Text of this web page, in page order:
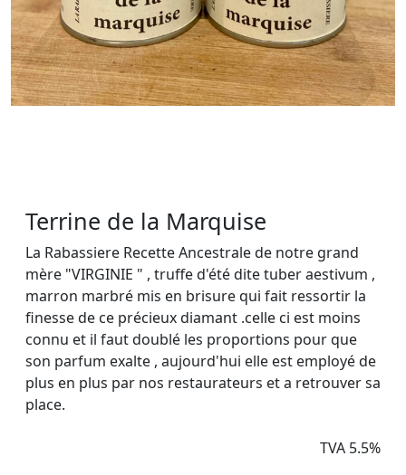
Terrine de la Marquise
La Rabassiere Recette Ancestrale de notre grand
mère "VIRGINIE " , truffe d'été dite tuber aestivum ,
marron marbré mis en brisure qui fait ressortir la
finesse de ce précieux diamant .celle ci est moins
connu et il faut doublé les proportions pour que
son parfum exalte , aujourd'hui elle est employé de
plus en plus par nos restaurateurs et a retrouver sa
place.
TVA 5.5%